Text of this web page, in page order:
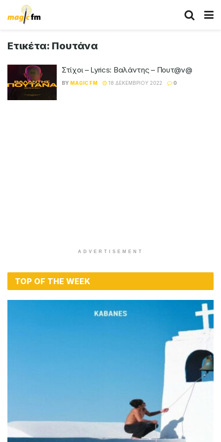
Ετικέτα: Πουτάνα
Στίχοι – Lyrics: Βαλάντης – Πουτ@ν@
BY MAGIC FM 18 ΔΕΚΕΜΒΡΊΟΥ 2022 0
ADVERTISEMENT
TOP OF THE WEEK